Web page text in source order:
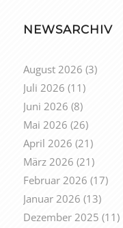
NEWSARCHIV
August 2026 (3)
Juli 2026 (11)
Juni 2026 (8)
Mai 2026 (26)
April 2026 (21)
März 2026 (21)
Februar 2026 (17)
Januar 2026 (13)
Dezember 2025 (11)